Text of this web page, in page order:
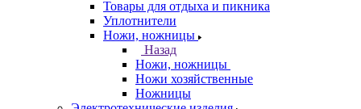
Товары для отдыха и пикника
Уплотнители
Ножи, ножницы
Назад
Ножи, ножницы
Ножи хозяйственные
Ножницы